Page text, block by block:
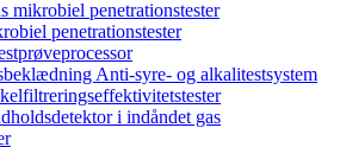
mikrobiel penetrationstester
penetrationstester
Anti-syre- og alkalitestsystem
i indåndet gas